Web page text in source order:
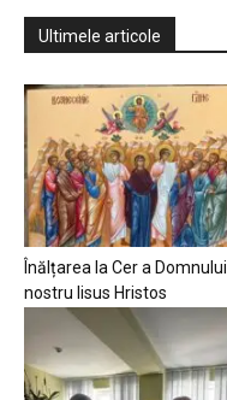
Ultimele articole
Înălțarea la Cer a Domnului
nostru Iisus Hristos